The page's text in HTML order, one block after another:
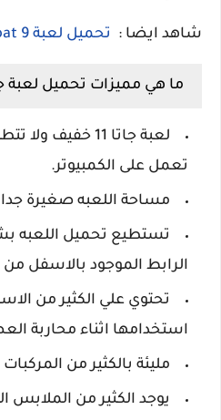
شاهد ايضا : تحميل لعبة Mortal Kombat 9 للكمبيوتر
ما هي مميزات تحميل لعبة جاتا
لعبة جاتا 11
تعمل على الكمبيوتر.
مساحة اللعبه صغيرة
تستطيع تحميل اللعبه
الرابط الموجود بالاسفل
تحتوي علي الكثير من
استخدامها اثناء محاربة
مليئة بالكثير من المركبات
يوجد الكثير من الملابس